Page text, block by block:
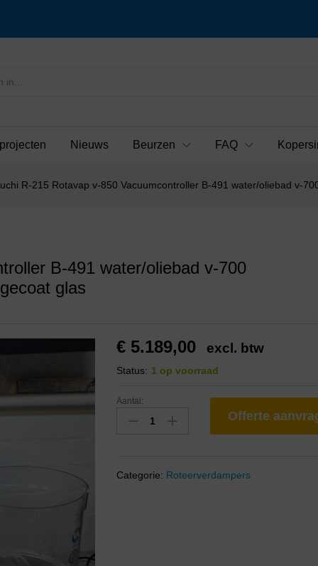
Nieuws Beurzen FAQ
R-215 Rotavap v-850 Vacuumcontroller B-491 water/oliebad v-
B-491 water/oliebad v-700
glas
€ 5.189,00 excl. btw
Status: 1 op voorraad
Aantal:
Offerte
Categorie: Roteerverdampers